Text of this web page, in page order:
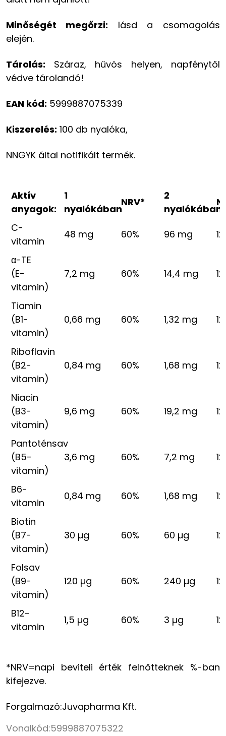
Minőségét megőrzi: lásd a csomagolás
elején.
Tárolás: Száraz, hűvös helyen, napfénytől
védve tárolandó!
EAN kód: 5999887075339
Kiszerelés: 100 db nyalóka,
NNGYK által notifikált termék.
Aktív
anyagok:
1
nyalókában
NRV*
2
nyalókában
C-
vitamin
48 mg 60% 96 mg
α-TE
(E-
vitamin)
7,2 mg 60% 14,4 mg
Tiamin
(B1-
vitamin)
0,66 mg 60% 1,32 mg
Riboflavin
(B2-
vitamin)
0,84 mg 60% 1,68 mg
Niacin
(B3-
vitamin)
9,6 mg 60% 19,2 mg
Pantoténsav
(B5-
vitamin)
3,6 mg 60% 7,2 mg
B6-
vitamin
0,84 mg 60% 1,68 mg
Biotin
(B7-
vitamin)
30 µg 60% 60 µg
Folsav
(B9-
vitamin)
120 µg 60% 240 µg
B12-
vitamin
1,5 µg 60% 3 µg
*NRV=napi beviteli érték felnőtteknek %-ban
kifejezve.
Forgalmazó:Juvapharma Kft.
Vonalkód:5999887075322